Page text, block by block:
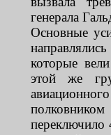
генерала
Основные
которые
этой же